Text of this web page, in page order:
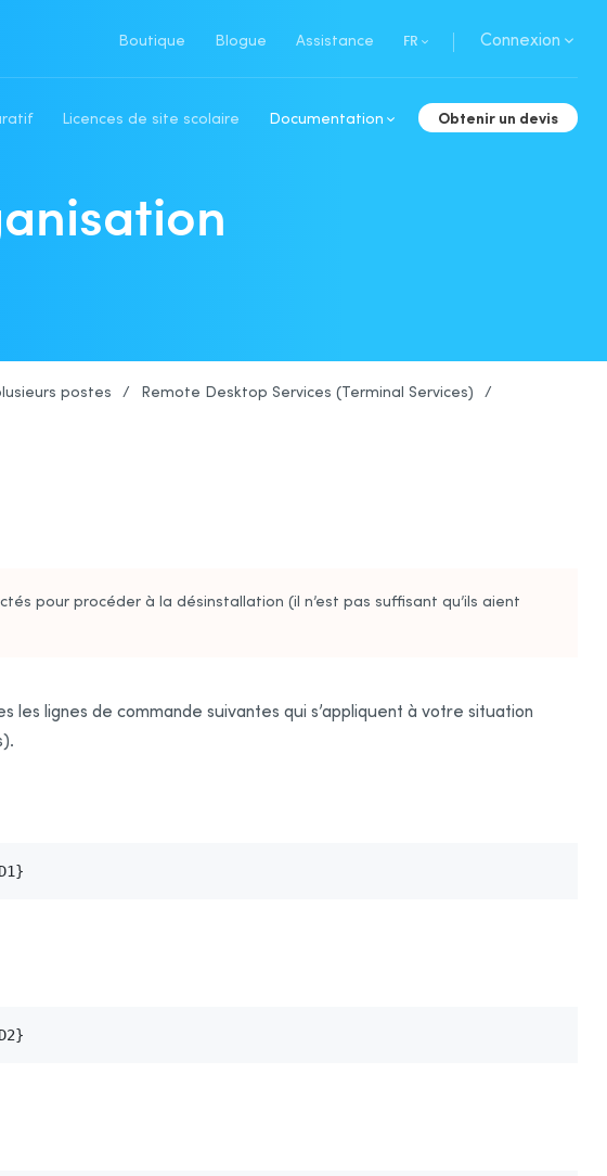
Boutique Blogue Assistance FR Connexion
Licences de site scolaire Documentation Obtenir un devis
postes / Remote Desktop Services (Terminal Services) /
pour procéder à la désinstallation (il n’est pas suffisant qu’ils aient
les lignes de commande suivantes qui s’appliquent à votre situation
.